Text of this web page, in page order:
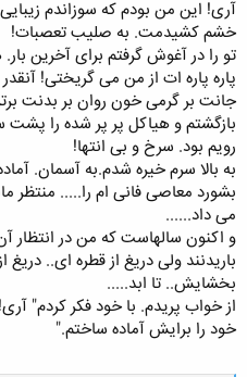
آری! این من بودم که سوزاندم
خشم کشیدمت. به صلیب تعصبات!
تو را در آغوش گرفتم برای آخرین
پاره پاره ات از من می گریختی!
جانت بر گرمی خون روان بر بدنت
بازگشتم و هیاکل پر پر شده را
رویم بود. سرخ و بی انتها!
به بالا سرم خیره شدم.به آسمان.
بشورد معاصی فانی ام را..... منتظر
می داد......
و اکنون سالهاست که من در انتظار
باریدنند ولی دریغ از قطره ای..
بخشایش.. تا ابد.....
از خواب پریدم. با خود فکر کردم"
خود را برایش آماده ساختم."